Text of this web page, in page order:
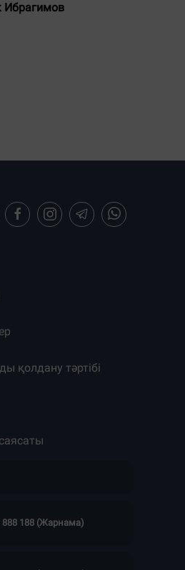
Ибрагимов
қолдану тәртібі
888 188 (Жарнама)